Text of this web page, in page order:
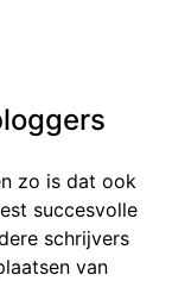
zo is dat ook
succesvolle
schrijvers
van